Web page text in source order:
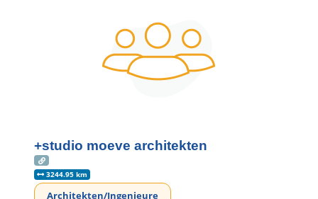
+studio moeve architekten
3244.95 km
Architekten/Ingenieure